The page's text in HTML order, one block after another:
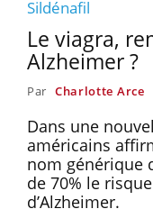
Sildénafil
Le viagra,
Alzheimer ?
Par Charlotte Arce
Dans une
américains
nom générique
de 70% le
d’Alzheimer.